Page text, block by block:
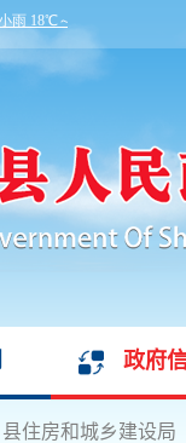
政府
县住房和城乡建设局